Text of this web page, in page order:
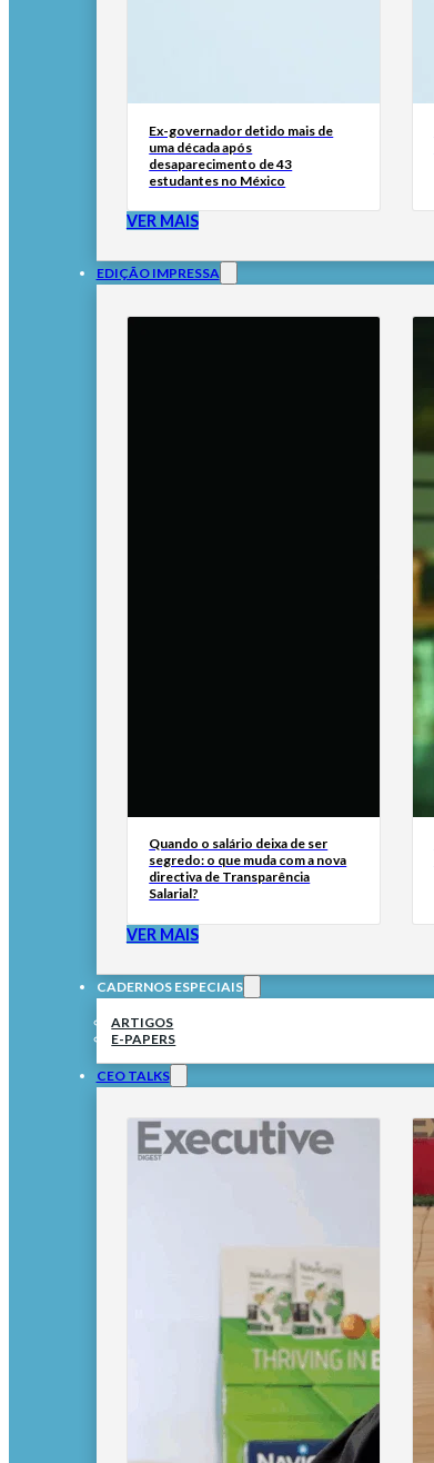
Ex-governador detido mais de
uma década após
desaparecimento de 43
estudantes no México
VER MAIS
EDIÇÃO IMPRESSA
Quando o salário deixa de ser
segredo: o que muda com a nova
directiva de Transparência
Salarial?
VER MAIS
CADERNOS ESPECIAIS
ARTIGOS
E-PAPERS
CEO TALKS